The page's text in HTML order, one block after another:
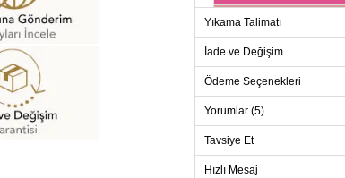
40
42
50
Yıkama Talimatı
İade ve Değişim
Ödeme Seçenekleri
Yorumlar (5)
Tavsiye Et
Hızlı Mesaj